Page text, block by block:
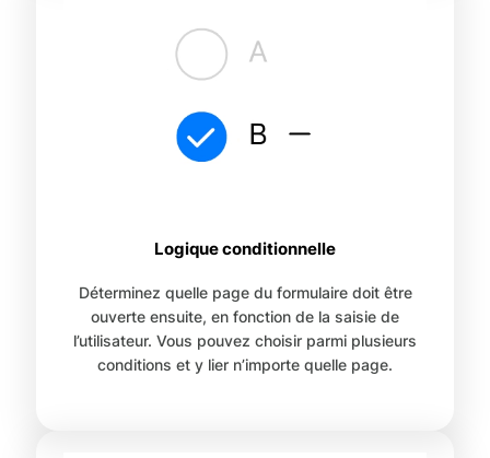
Logique conditionnelle
Déterminez quelle page du formulaire doit être
ouverte ensuite, en fonction de la saisie de
l’utilisateur. Vous pouvez choisir parmi plusieurs
conditions et y lier n’importe quelle page.